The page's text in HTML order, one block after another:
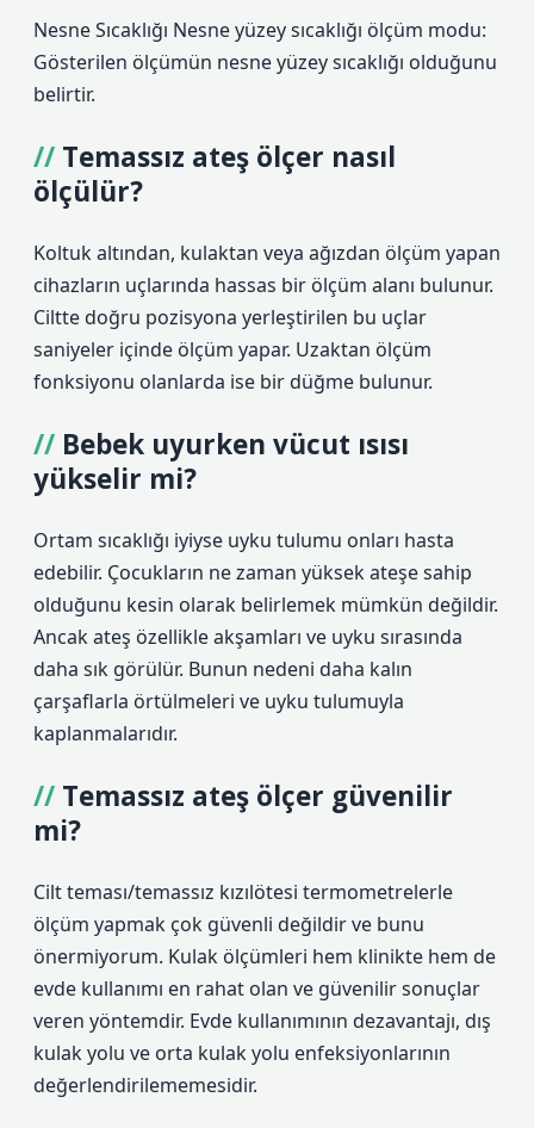
Nesne Sıcaklığı Nesne yüzey sıcaklığı ölçüm modu:
Gösterilen ölçümün nesne yüzey sıcaklığı olduğunu
belirtir.
Temassız ateş ölçer nasıl
ölçülür?
Koltuk altından, kulaktan veya ağızdan ölçüm yapan
cihazların uçlarında hassas bir ölçüm alanı bulunur.
Ciltte doğru pozisyona yerleştirilen bu uçlar
saniyeler içinde ölçüm yapar. Uzaktan ölçüm
fonksiyonu olanlarda ise bir düğme bulunur.
Bebek uyurken vücut ısısı
yükselir mi?
Ortam sıcaklığı iyiyse uyku tulumu onları hasta
edebilir. Çocukların ne zaman yüksek ateşe sahip
olduğunu kesin olarak belirlemek mümkün değildir.
Ancak ateş özellikle akşamları ve uyku sırasında
daha sık görülür. Bunun nedeni daha kalın
çarşaflarla örtülmeleri ve uyku tulumuyla
kaplanmalarıdır.
Temassız ateş ölçer güvenilir
mi?
Cilt teması/temassız kızılötesi termometrelerle
ölçüm yapmak çok güvenli değildir ve bunu
önermiyorum. Kulak ölçümleri hem klinikte hem de
evde kullanımı en rahat olan ve güvenilir sonuçlar
veren yöntemdir. Evde kullanımının dezavantajı, dış
kulak yolu ve orta kulak yolu enfeksiyonlarının
değerlendirilememesidir.